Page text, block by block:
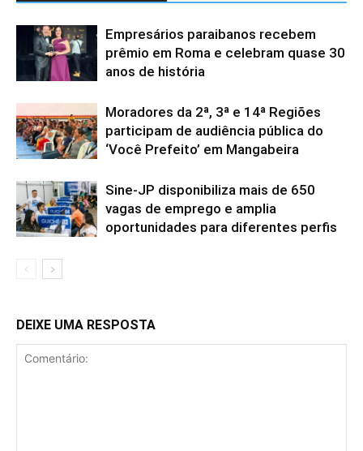
Empresários paraibanos recebem
prêmio em Roma e celebram quase 30
anos de história
Moradores da 2ª, 3ª e 14ª Regiões
participam de audiência pública do
‘Você Prefeito’ em Mangabeira
Sine-JP disponibiliza mais de 650
vagas de emprego e amplia
oportunidades para diferentes perfis
DEIXE UMA RESPOSTA